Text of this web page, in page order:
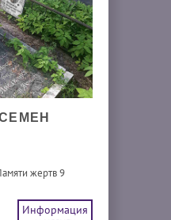
жертв 9
Информация